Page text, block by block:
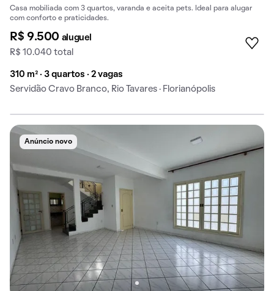
Casa mobiliada com 3 quartos, varanda e aceita pets. Ideal para alugar
com conforto e praticidades.
R$ 9.500 aluguel
R$ 10.040 total
310 m² · 3 quartos · 2 vagas
Servidão Cravo Branco, Rio Tavares · Florianópolis
Anúncio novo